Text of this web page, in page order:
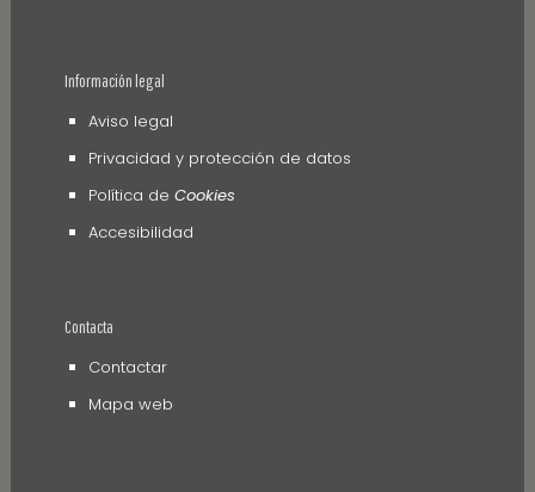
Información legal
Aviso legal
Privacidad y protección de datos
Política de Cookies
Accesibilidad
Contacta
Contactar
Mapa web